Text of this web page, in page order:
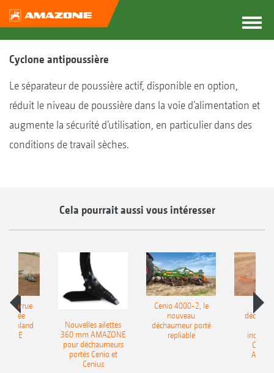
Cyclone antipoussière
Le séparateur de poussière actif, disponible en option,
réduit le niveau de poussière dans la voie d’alimentation et
augmente la sécurité d’utilisation, en particulier dans des
conditions de travail sèches.
Cela pourrait aussi vous intéresser
charrue
portée
Onland
Nouvelles ailettes
360 mm AMAZONE
pour déchaumeurs
portés Cenio et
Cenius
Cenio 4000-2, le
nouveau
déchaumeur porté
repliable